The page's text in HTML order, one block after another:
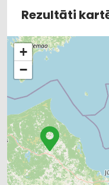
Rezultāti
+
−